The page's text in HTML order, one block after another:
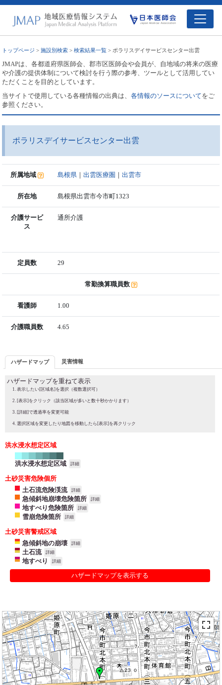
トップページ >施設別検索 >検索結果一覧 > ポラリスデイサービスセンター出雲
JMAPは、各都道府県医師会、郡市区医師会や会員が、自地域の将来の医療
や介護の提供体制について検討を行う際の参考、ツールとして活用してい
ただくことを目的としています。
当サイトで使用している各種情報の出典は、各情報のソースについてをご
参照ください。
ポラリスデイサービスセンター出雲
所属地域 島根県 ｜出雲医療圏 ｜出雲市
所在地 島根県出雲市今市町1323
介護サービ
ス
通所介護
定員数 29
常勤換算職員数
看護師 1.00
介護職員数 4.65
ハザードマップ 災害情報
ハザードマップを重ねて表示
表示したい[区域名]を選択（複数選択可）
[表示]をクリック（該当区域が多いと数十秒かかります）
[詳細]で透過率を変更可能
選択区域を変更したり地図を移動したら[表示]を再クリック
洪水浸水想定区域
洪水浸水想定区域 詳細
土砂災害危険個所
土石流危険渓流
詳細
急傾斜地崩壊危険箇所 詳細
地すべり危険箇所 詳細
雪崩危険箇所 詳細
土砂災害警戒区域
急傾斜地の崩壊
詳細
土石流 詳細
地すべり 詳細
ハザードマップを表示する